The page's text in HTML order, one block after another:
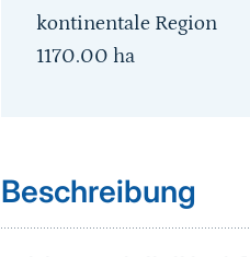
kontinentale Region
1170.00 ha
Beschreibung